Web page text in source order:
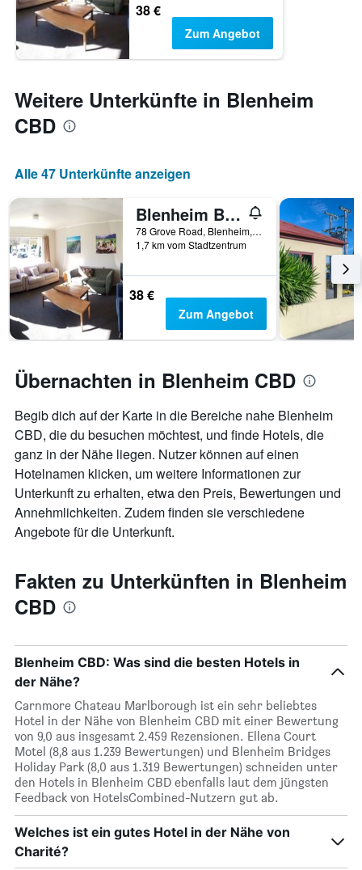
38 €
Zum Angebot
Weitere Unterkünfte in Blenheim
CBD
Alle 47 Unterkünfte anzeigen
Blenheim Bridges Holiday Park
78 Grove Road, Blenheim, Neuseeland
1,7 km vom Stadtzentrum
38 €
Zum Angebot
Übernachten in Blenheim CBD
Begib dich auf der Karte in die Bereiche nahe Blenheim
CBD, die du besuchen möchtest, und finde Hotels, die
ganz in der Nähe liegen. Nutzer können auf einen
Hotelnamen klicken, um weitere Informationen zur
Unterkunft zu erhalten, etwa den Preis, Bewertungen und
Annehmlichkeiten. Zudem finden sie verschiedene
Angebote für die Unterkunft.
Fakten zu Unterkünften in Blenheim
CBD
Blenheim CBD: Was sind die besten Hotels in
der Nähe?
Carnmore Chateau Marlborough ist ein sehr beliebtes
Hotel in der Nähe von Blenheim CBD mit einer Bewertung
von 9,0 aus insgesamt 2.459 Rezensionen. Ellena Court
Motel (8,8 aus 1.239 Bewertungen) und Blenheim Bridges
Holiday Park (8,0 aus 1.319 Bewertungen) schneiden unter
den Hotels in Blenheim CBD ebenfalls laut dem jüngsten
Feedback von HotelsCombined-Nutzern gut ab.
Welches ist ein gutes Hotel in der Nähe von
Charité?